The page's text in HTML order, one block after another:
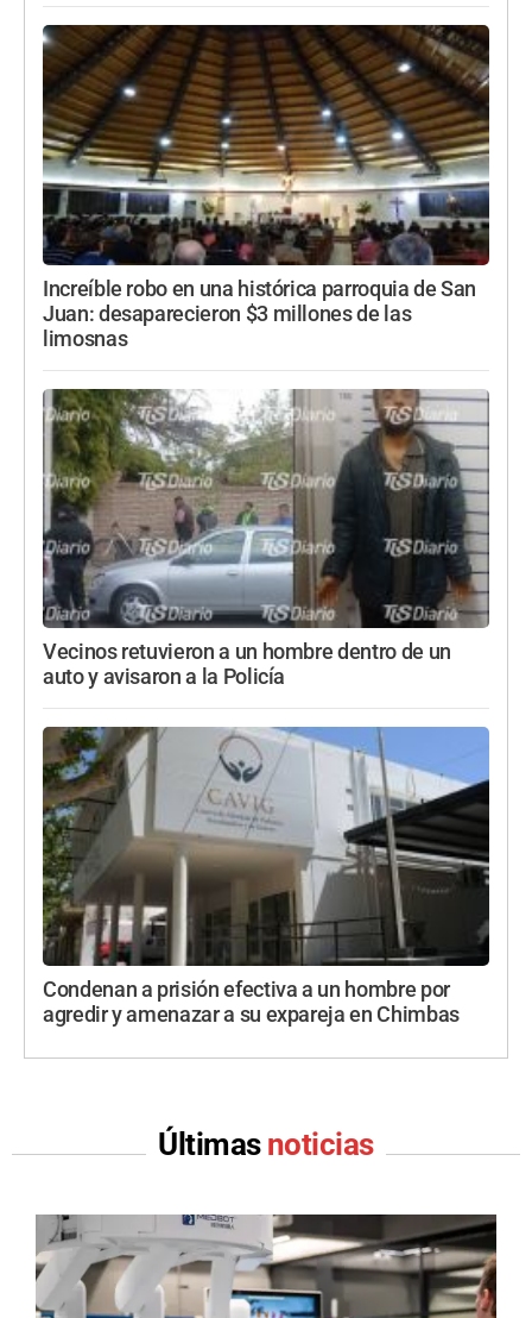
Increíble robo en una histórica parroquia de San
Juan: desaparecieron $3 millones de las
limosnas
Vecinos retuvieron a un hombre dentro de un
auto y avisaron a la Policía
Condenan a prisión efectiva a un hombre por
agredir y amenazar a su expareja en Chimbas
Últimas noticias